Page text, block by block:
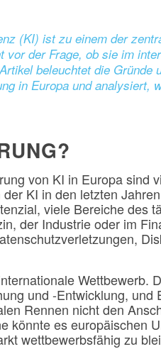
(KI) ist zu einem der
vor der Frage, ob sie im
beleuchtet die Gründe
in Europa und analysiert,
von KI in Europa sind
KI in den letzten
viele Bereiche des
der Industrie oder im
Wettbewerb.
und -Entwicklung, und
Rennen nicht den
könnte es europäischen
wettbewerbsfähig zu